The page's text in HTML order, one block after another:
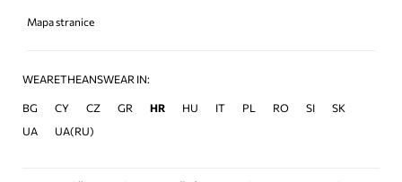
Mapa stranice
WEARETHEANSWEAR IN:
BG CY CZ GR HR HU IT PL RO SI
SK
UA
UA(RU)